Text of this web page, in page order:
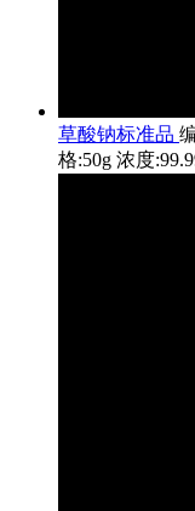
草酸钠标准品
格:50g 浓度